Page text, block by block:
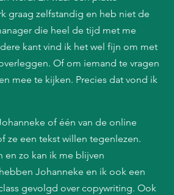
graag zelfstandig en heb niet de
die heel de tijd met me
kant vind ik het wel fijn om met
Of om iemand te vragen
mee te kijken. Precies dat vond ik
of één van de online
ze een tekst willen tegenlezen.
en zo kan ik me blijven
Johanneke en ik ook een
gevolgd over copywriting. Ook